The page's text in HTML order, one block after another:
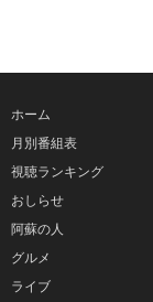
ホーム
月別番組表
視聴ランキング
おしらせ
阿蘇の人
グルメ
ライブ